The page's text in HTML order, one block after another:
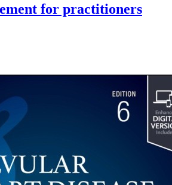
for practitioners